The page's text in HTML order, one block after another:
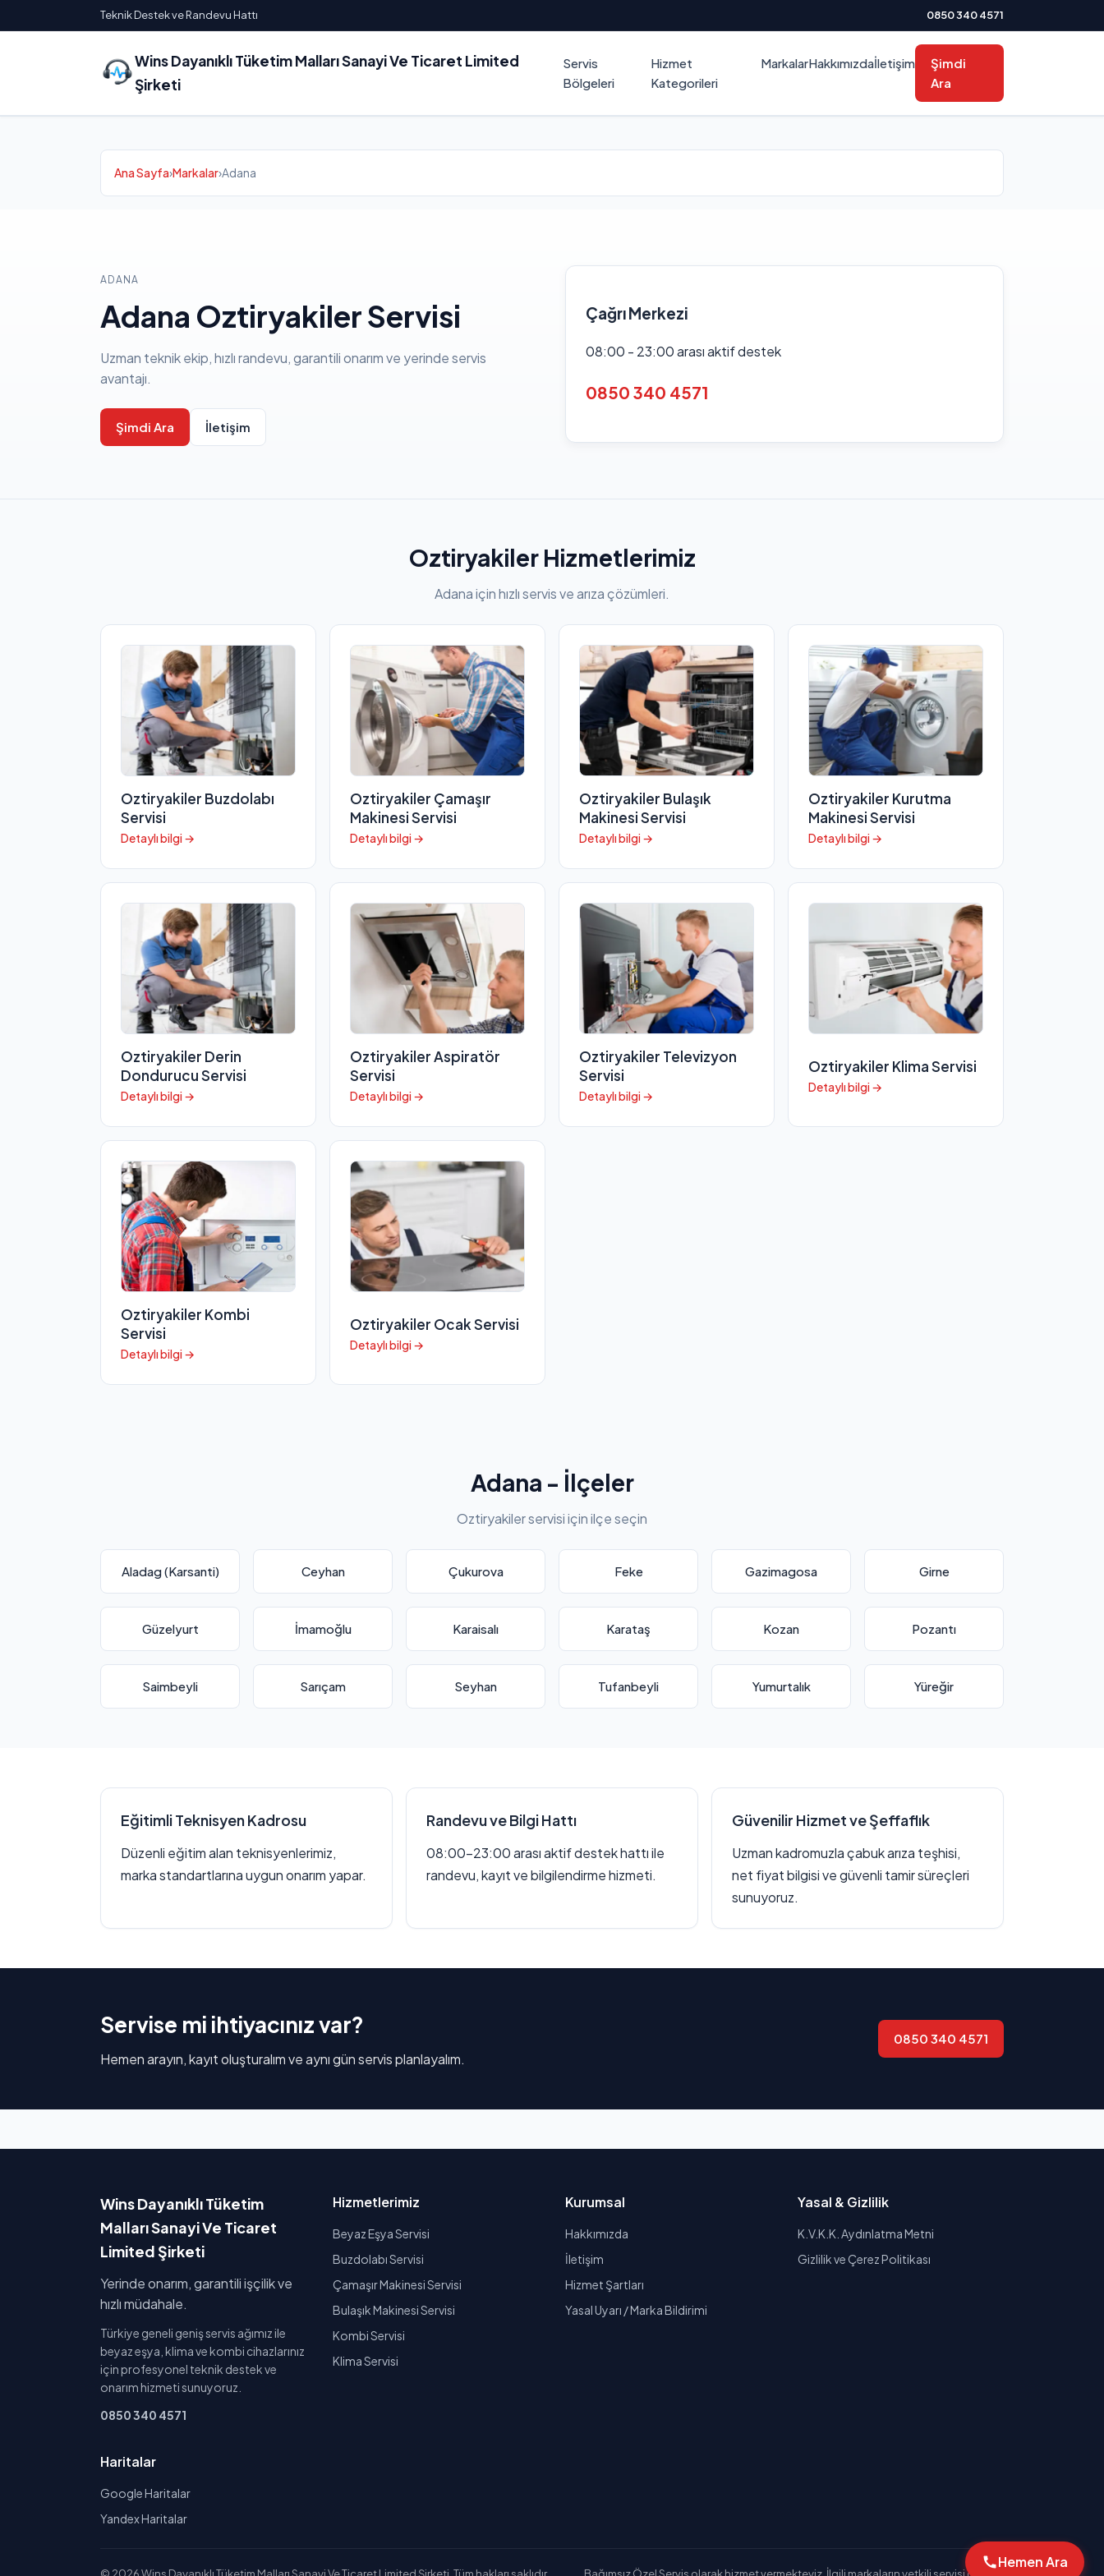
Teknik Destek ve Randevu Hattı 0850 340 4571
Wins Dayanıklı Tüketim Malları Sanayi Ve Ticaret Limited
Şirketi
Servis
Bölgeleri
Hizmet
Kategorileri
MarkalarHakkımızdaİletişim
Şimdi
Ara
Ana Sayfa›Markalar›Adana
ADANA
Adana Oztiryakiler Servisi
Uzman teknik ekip, hızlı randevu, garantili onarım ve yerinde servis
avantajı.
Şimdi Ara İletişim
Çağrı Merkezi
08:00 - 23:00 arası aktif destek
0850 340 4571
Oztiryakiler Hizmetlerimiz
Adana için hızlı servis ve arıza çözümleri.
Oztiryakiler Buzdolabı
Servisi
Detaylı bilgi →
Oztiryakiler Çamaşır
Makinesi Servisi
Detaylı bilgi →
Oztiryakiler Bulaşık
Makinesi Servisi
Detaylı bilgi →
Oztiryakiler Kurutma
Makinesi Servisi
Detaylı bilgi →
Oztiryakiler Derin
Dondurucu Servisi
Detaylı bilgi →
Oztiryakiler Aspiratör
Servisi
Detaylı bilgi →
Oztiryakiler Televizyon
Servisi
Detaylı bilgi →
Oztiryakiler Klima Servisi
Detaylı bilgi →
Oztiryakiler Kombi
Servisi
Detaylı bilgi →
Oztiryakiler Ocak Servisi
Detaylı bilgi →
Adana - İlçeler
Oztiryakiler servisi için ilçe seçin
Aladag (Karsanti) Ceyhan Çukurova Feke Gazimagosa Girne
Güzelyurt İmamoğlu Karaisalı Karataş Kozan Pozantı
Saimbeyli Sarıçam Seyhan Tufanbeyli Yumurtalık Yüreğir
Eğitimli Teknisyen Kadrosu
Düzenli eğitim alan teknisyenlerimiz,
marka standartlarına uygun onarım yapar.
Randevu ve Bilgi Hattı
08:00–23:00 arası aktif destek hattı ile
randevu, kayıt ve bilgilendirme hizmeti.
Güvenilir Hizmet ve Şeffaflık
Uzman kadromuzla çabuk arıza teşhisi,
net fiyat bilgisi ve güvenli tamir süreçleri
sunuyoruz.
Servise mi ihtiyacınız var?
Hemen arayın, kayıt oluşturalım ve aynı gün servis planlayalım.
0850 340 4571
Wins Dayanıklı Tüketim
Malları Sanayi Ve Ticaret
Limited Şirketi
Yerinde onarım, garantili işçilik ve
hızlı müdahale.
Türkiye geneli geniş servis ağımız ile
beyaz eşya, klima ve kombi cihazlarınız
için profesyonel teknik destek ve
onarım hizmeti sunuyoruz.
0850 340 4571
Hizmetlerimiz
Beyaz Eşya Servisi
Buzdolabı Servisi
Çamaşır Makinesi Servisi
Bulaşık Makinesi Servisi
Kombi Servisi
Klima Servisi
Kurumsal
Hakkımızda
İletişim
Hizmet Şartları
Yasal Uyarı / Marka Bildirimi
Yasal & Gizlilik
K.V.K.K. Aydınlatma Metni
Gizlilik ve Çerez Politikası
Haritalar
Google Haritalar
Yandex Haritalar
Hemen Ara